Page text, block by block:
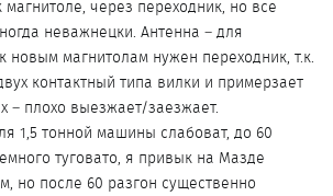
магнитоле, через переходник, но все
неважнецки. Антенна – для
новым магнитолам нужен переходник, т.к.
контактный типа вилки и примерзает
– плохо выезжает/заезжает.
1,5 тонной машины слабоват, до 60
туговато, я привык на Мазде
но после 60 разгон существенно